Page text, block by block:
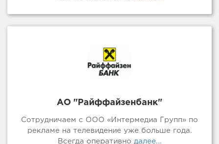
АО "Райффайзенбанк"
Сотрудничаем с ООО «Интермедиа Групп» по
рекламе на телевидение уже больше года.
Всегда оперативно далее...